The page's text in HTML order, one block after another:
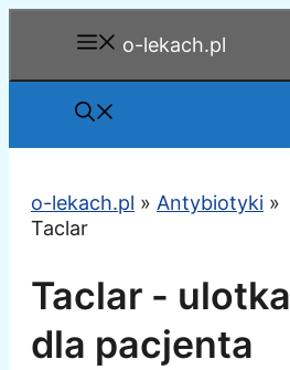
o-lekach.pl
o-lekach.pl » Antybiotyki »
Taclar
Taclar - ulotka
dla pacjenta